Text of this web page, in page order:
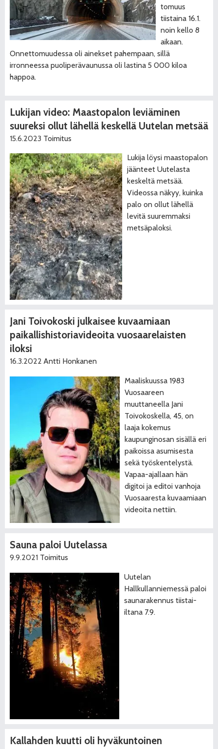
tomuus
tiistaina 16.1.
noin kello 8
aikaan.
Onnettomuudessa oli ainekset pahempaan, sillä
irronneessa puoliperävaunussa oli lastina 5 000 kiloa
happoa.
Lukijan video: Maastopalon leviäminen
suureksi ollut lähellä keskellä Uutelan metsää
15.6.2023 Toimitus
Lukija löysi maastopalon
jäänteet Uutelasta
keskeltä metsää.
Videossa näkyy, kuinka
palo on ollut lähellä
levitä suuremmaksi
metsäpaloksi.
Jani Toivokoski julkaisee kuvaamiaan
paikallishistoriavideoita vuosaarelaisten
iloksi
16.3.2022 Antti Honkanen
Maaliskuussa 1983
Vuosaareen
muuttaneella Jani
Toivokoskella, 45, on
laaja kokemus
kaupunginosan sisällä eri
paikoissa asumisesta
sekä työskentelystä.
Vapaa-ajallaan hän
digitoi ja editoi vanhoja
Vuosaaresta kuvaamiaan
videoita nettiin.
Sauna paloi Uutelassa
9.9.2021 Toimitus
Uutelan
Hallkullanniemessä paloi
saunarakennus tiistai-
iltana 7.9.
Kallahden kuutti oli hyväkuntoinen